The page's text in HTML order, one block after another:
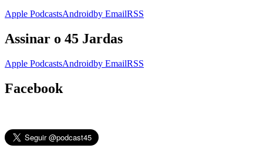
Apple PodcastsAndroidby EmailRSS
Assinar o 45 Jardas
Apple PodcastsAndroidby EmailRSS
Facebook